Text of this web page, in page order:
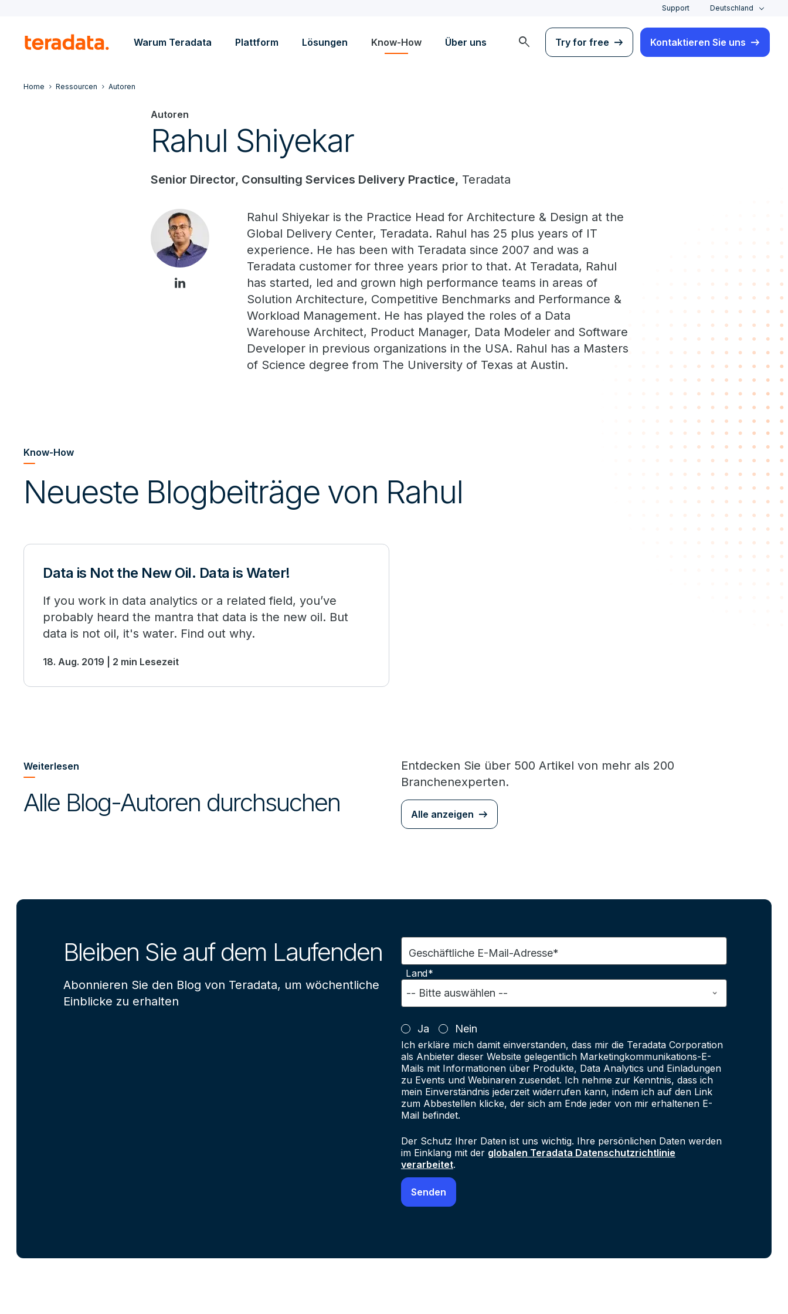
Support Deutschland
Warum Teradata Plattform Lösungen Know-How Über uns search Try for free Kontaktieren Sie uns
Home Ressourcen Autoren
Autoren
Rahul Shiyekar
Senior Director, Consulting Services Delivery Practice, Teradata
Rahul Shiyekar is the Practice Head for Architecture & Design at the
Global Delivery Center, Teradata. Rahul has 25 plus years of IT
experience. He has been with Teradata since 2007 and was a
Teradata customer for three years prior to that. At Teradata, Rahul
has started, led and grown high performance teams in areas of
Solution Architecture, Competitive Benchmarks and Performance &
Workload Management. He has played the roles of a Data
Warehouse Architect, Product Manager, Data Modeler and Software
Developer in previous organizations in the USA. Rahul has a Masters
of Science degree from The University of Texas at Austin.
Know-How
Neueste Blogbeiträge von Rahul
Data is Not the New Oil. Data is Water!
If you work in data analytics or a related field, you’ve
probably heard the mantra that data is the new oil. But
data is not oil, it's water. Find out why.
18. Aug. 2019 | 2 min Lesezeit
Weiterlesen
Alle Blog-Autoren durchsuchen
Entdecken Sie über 500 Artikel von mehr als 200
Branchenexperten.
Alle anzeigen
Bleiben Sie auf dem Laufenden
Abonnieren Sie den Blog von Teradata, um wöchentliche
Einblicke zu erhalten
Geschäftliche E-Mail-Adresse*
Land*
Ja Nein
Ich erkläre mich damit einverstanden, dass mir die Teradata Corporation
als Anbieter dieser Website gelegentlich Marketingkommunikations-E-
Mails mit Informationen über Produkte, Data Analytics und Einladungen
zu Events und Webinaren zusendet. Ich nehme zur Kenntnis, dass ich
mein Einverständnis jederzeit widerrufen kann, indem ich auf den Link
zum Abbestellen klicke, der sich am Ende jeder von mir erhaltenen E-
Mail befindet.
Der Schutz Ihrer Daten ist uns wichtig. Ihre persönlichen Daten werden
im Einklang mit der globalen Teradata Datenschutzrichtlinie
verarbeitet.